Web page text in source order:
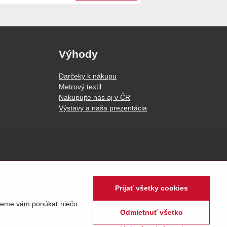
Výhody
Darčeky k nákupu
Metrový textil
Nakupujte nás aj v ČR
Výstavy a naša prezentácia
vám ponúkať niečo
Prijať všetky cookies
Odmietnuť všetko